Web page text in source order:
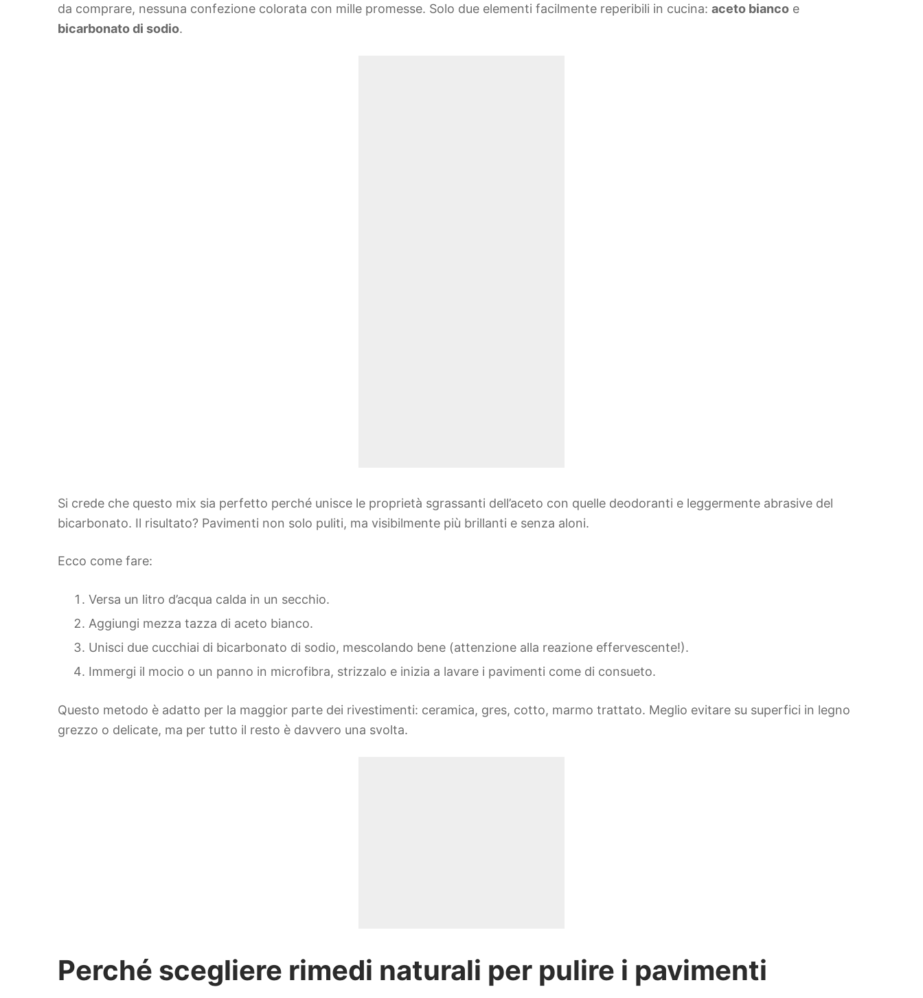
da comprare, nessuna confezione colorata con mille promesse. Solo due elementi facilmente reperibili in cucina: aceto bianco e
bicarbonato di sodio.
Si crede che questo mix sia perfetto perché unisce le proprietà sgrassanti dell’aceto con quelle deodoranti e leggermente abrasive del
bicarbonato. Il risultato? Pavimenti non solo puliti, ma visibilmente più brillanti e senza aloni.
Ecco come fare:
Versa un litro d’acqua calda in un secchio.
Aggiungi mezza tazza di aceto bianco.
Unisci due cucchiai di bicarbonato di sodio, mescolando bene (attenzione alla reazione effervescente!).
Immergi il mocio o un panno in microfibra, strizzalo e inizia a lavare i pavimenti come di consueto.
Questo metodo è adatto per la maggior parte dei rivestimenti: ceramica, gres, cotto, marmo trattato. Meglio evitare su superfici in legno
grezzo o delicate, ma per tutto il resto è davvero una svolta.
Perché scegliere rimedi naturali per pulire i pavimenti